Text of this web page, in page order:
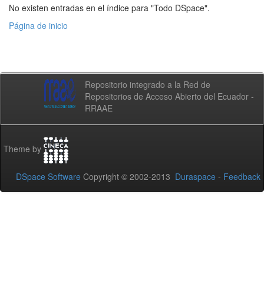
No existen entradas en el índice para "Todo DSpace".
Página de inicio
Repositorio integrado a la Red de
Repositorios de Acceso Abierto del Ecuador -
RRAAE
Theme by
DSpace Software Copyright © 2002-2013 Duraspace - Feedback